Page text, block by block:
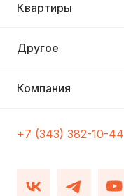
Квартиры
Другое
Компания
+7 (343) 382-10-44